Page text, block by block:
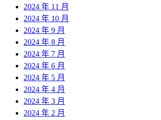
2024 年 11 月
2024 年 10 月
2024 年 9 月
2024 年 8 月
2024 年 7 月
2024 年 6 月
2024 年 5 月
2024 年 4 月
2024 年 3 月
2024 年 2 月